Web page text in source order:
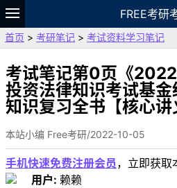
FREE考研
题库
故事 专题 APP
VIP
资料
首页 > 考研笔记 > 考试资料学习笔记
考试笔记第0页《
投资法律知识考试基
知识复习全书【核心讲
本站小编 Free考研/2022-10-05
手机快速免费注册会员 ，立即获取
用户: 赖赖